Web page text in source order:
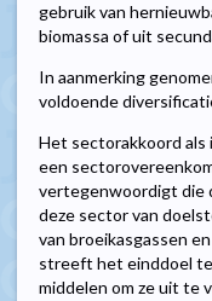
gebruik van
biomassa of uit
In aanmerking
voldoende
Het sectorakkoord als
een
vertegenwoordigt die
deze sector van
van broeikasgassen
streeft het einddoel
middelen om ze uit te